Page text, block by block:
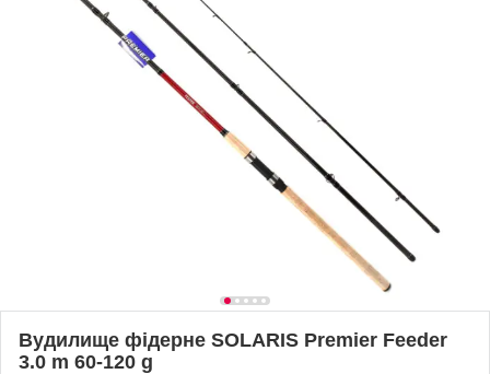
Вудилище фідерне SOLARIS Premier Feeder
3.0 m 60-120 g